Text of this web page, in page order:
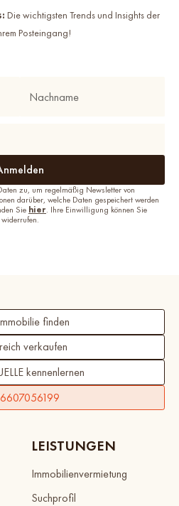
Die wichtigsten Trends und Insights der
Posteingang!
zu, um regelmäßig Newsletter von
darüber, welche Daten gespeichert werden
Sie hier. Ihre Einwilligung können Sie
finden
verkaufen
kennenlernen
LEISTUNGEN
Immobilienvermietung
Suchprofil